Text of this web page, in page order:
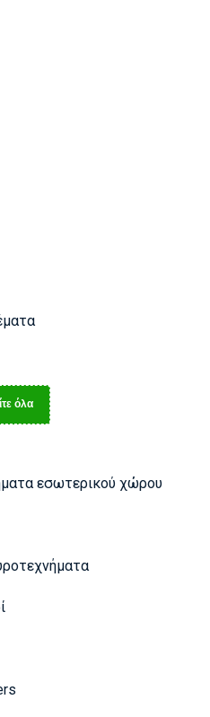
όλα
εσωτερικού χώρου